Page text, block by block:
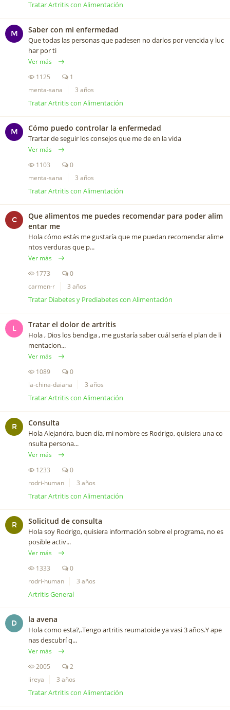
Tratar Artritis con Alimentación
M Saber con mi enfermedad
Que todas las personas que padesen no darlos por vencida y luc
har por ti
Ver más
1125
1
menta-sana
3 años
Tratar Artritis con Alimentación
M Cómo puedo controlar la enfermedad
Trartar de seguir los consejos que me de en la vida
Ver más
1103
0
menta-sana
3 años
Tratar Artritis con Alimentación
C
Que alimentos me puedes recomendar para poder alim
entar me
Hola cómo estás me gustaría que me puedan recomendar alime
ntos verduras que p...
Ver más
1773
0
carmen-r
3 años
Tratar Diabetes y Prediabetes con Alimentación
L Tratar el dolor de artritis
Hola , Dios los bendiga , me gustaría saber cuál sería el plan de li
mentacion...
Ver más
1089
0
la-china-daiana
3 años
Tratar Artritis con Alimentación
R Consulta
Hola Alejandra, buen día, mi nombre es Rodrigo, quisiera una co
nsulta persona...
Ver más
1233
0
rodri-human
3 años
Tratar Artritis con Alimentación
R Solicitud de consulta
Hola soy Rodrigo, quisiera información sobre el programa, no es
posible activ...
Ver más
1333
0
rodri-human
3 años
Artritis General
D la avena
Hola como esta?,.Tengo artritis reumatoide ya vasi 3 años.Y ape
nas descubrí q...
Ver más
2005
2
lireya
3 años
Tratar Artritis con Alimentación